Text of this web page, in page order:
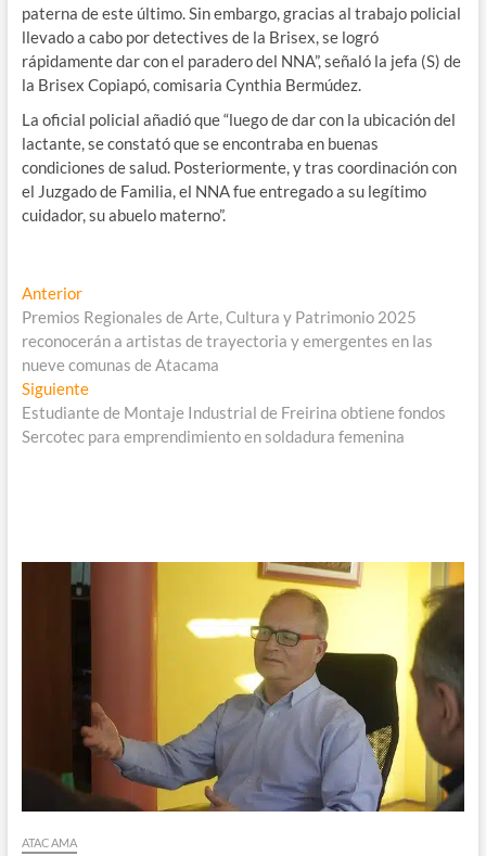
paterna de este último. Sin embargo, gracias al trabajo policial
llevado a cabo por detectives de la Brisex, se logró
rápidamente dar con el paradero del NNA”, señaló la jefa (S) de
la Brisex Copiapó, comisaria Cynthia Bermúdez.
La oficial policial añadió que “luego de dar con la ubicación del
lactante, se constató que se encontraba en buenas
condiciones de salud. Posteriormente, y tras coordinación con
el Juzgado de Familia, el NNA fue entregado a su legítimo
cuidador, su abuelo materno”.
Navegación
de
entradas
AnteriorEntrada
anterior:
Premios Regionales de Arte, Cultura y Patrimonio 2025
reconocerán a artistas de trayectoria y emergentes en las
nueve comunas de Atacama
SiguienteEntrada
siguiente:
Estudiante de Montaje Industrial de Freirina obtiene fondos
Sercotec para emprendimiento en soldadura femenina
ATACAMA